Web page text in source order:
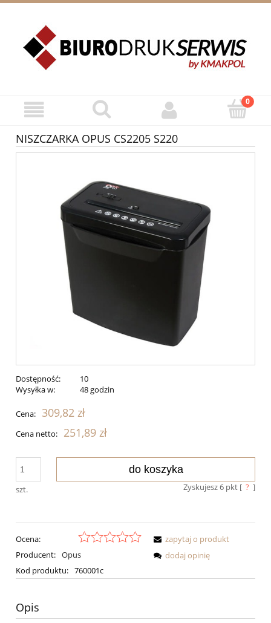
NISZCZARKA OPUS CS2205 S220
Dostępność:
10
Wysyłka w:
48 godzin
Cena: 309,82 zł
Cena netto: 251,89 zł
szt.
do koszyka
Zyskujesz6pkt [ ? ]
Ocena:
Producent: Opus
Kod produktu: 760001c
zapytaj o produkt
dodaj opinię
Opis